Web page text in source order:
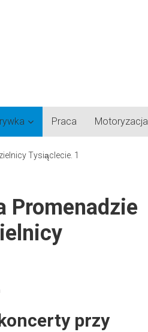
Praca Motoryzacja
Promenadzie
przy